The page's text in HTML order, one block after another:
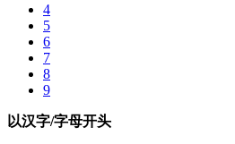
4
5
6
7
8
9
以汉字/字母开头